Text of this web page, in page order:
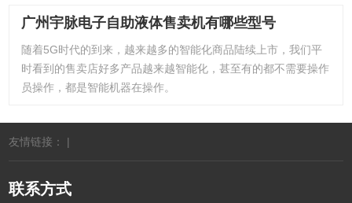
广州宇脉电子自助液体售卖机有哪些型号
随着5G时代的到来，越来越多的智能化商品陆续上市，我们平
时看到的售卖店好多产品越来越智能化，甚至有的都不需要操作
员操作，都是智能机器在操作。
友情链接： |
联系方式